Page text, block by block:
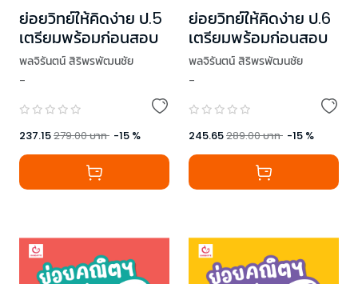
ย่อยวิทย์ให้คิดง่าย ป.5
เตรียมพร้อมก่อนสอบ
พลจิรันตน์ สิริพรพัฒนชัย
-
237.15279.00บาท -15 %
ย่อยวิทย์ให้คิดง่าย ป.6
เตรียมพร้อมก่อนสอบ
พลจิรันตน์ สิริพรพัฒนชัย
-
245.65289.00บาท -15 %